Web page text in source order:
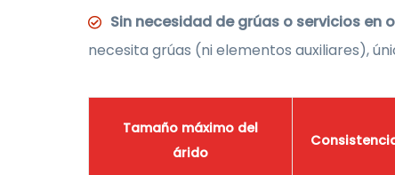
Sin necesidad de grúas o servicios en
necesita grúas (ni elementos auxiliares),
Tamaño máximo del
árido